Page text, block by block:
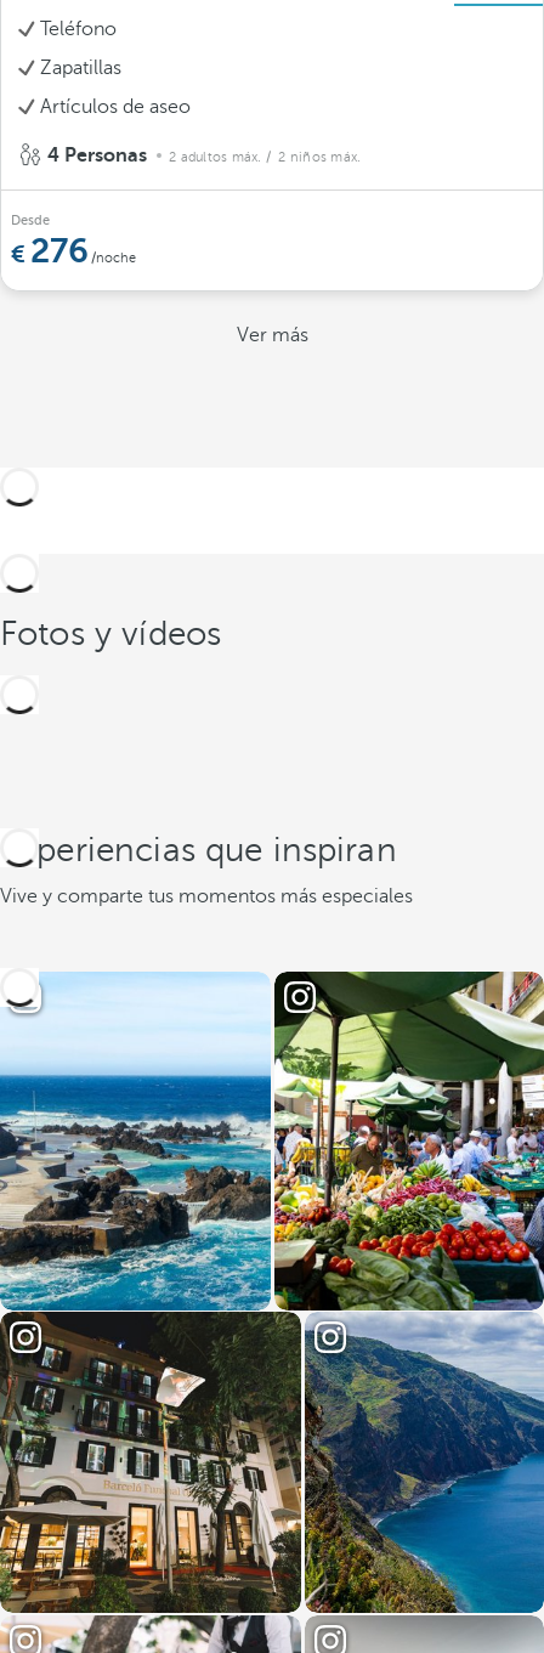
Teléfono
Zapatillas
Artículos de aseo
4 Personas 2 adultos máx. / 2 niños máx.
Desde
276 /noche
Ver más
Fotos y vídeos
Experiencias que inspiran
Vive y comparte tus momentos más especiales